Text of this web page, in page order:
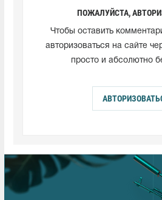
ПОЖАЛУЙСТА,
Чтобы оставить
авторизоваться на сайте
просто и абсолютно